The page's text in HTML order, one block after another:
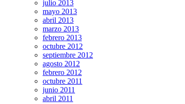
julio 2013
mayo 2013
abril 2013
marzo 2013
febrero 2013
octubre 2012
septiembre 2012
agosto 2012
febrero 2012
octubre 2011
junio 2011
abril 2011